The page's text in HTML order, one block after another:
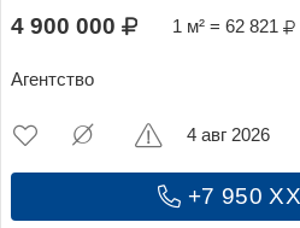
4 900 000 1 м² = 62 821
Агентство
+7 950
4 авг 2026